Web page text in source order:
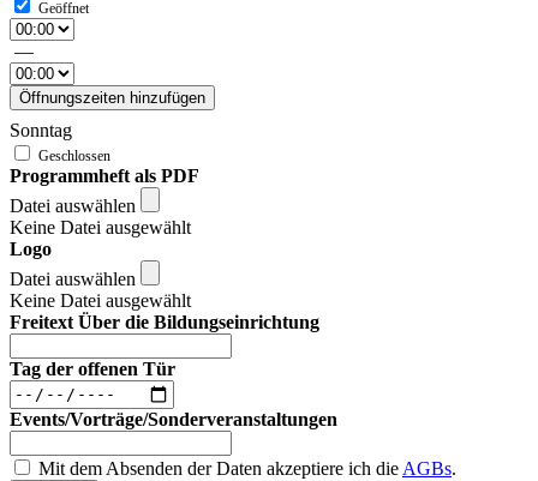
—
Öffnungszeiten hinzufügen
Sonntag
Programmheft als PDF
Datei auswählen
Keine Datei ausgewählt
Logo
Datei auswählen
Keine Datei ausgewählt
Freitext Über die Bildungseinrichtung
Tag der offenen Tür
Events/Vorträge/Sonderveranstaltungen
Mit dem Absenden der Daten akzeptiere ich die AGBs.